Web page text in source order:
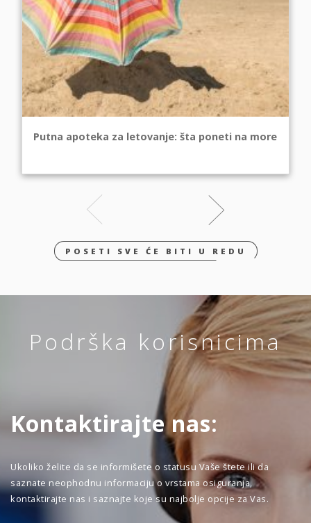
Putna apoteka za letovanje: šta poneti na more
POSETI SVE ĆE BITI U REDU
Podrška korisnicima
Kontaktirajte nas:
Ukoliko želite da se informišete o statusu Vaše štete ili da
saznate neophodnu informaciju o vrstama osiguranja,
kontaktirajte nas i saznajte koje su najbolje opcije za Vas.